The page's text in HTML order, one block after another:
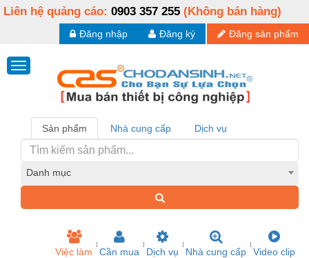
Liên hệ quảng cáo: 0903 357 255 (Không bán hàng)
Đăng sản phẩm
Đăng ký
Đăng nhập
Sản phẩm Nhà cung cấp Dịch vụ
Danh mục
Việc làm Cần mua Dịch vụ Nhà cung cấp Video clip